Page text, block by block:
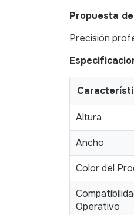
Propuesta
Precisión
Altura
Ancho
Color del
Operativo